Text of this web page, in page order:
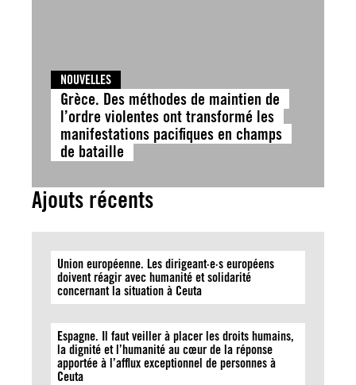
NOUVELLES
Grèce. Des méthodes de maintien de
l’ordre violentes ont transformé les
manifestations pacifiques en champs
de bataille
Ajouts récents
Union européenne. Les dirigeant·e·s européens
doivent réagir avec humanité et solidarité
concernant la situation à Ceuta
Espagne. Il faut veiller à placer les droits humains,
la dignité et l’humanité au cœur de la réponse
apportée à l’afflux exceptionnel de personnes à
Ceuta